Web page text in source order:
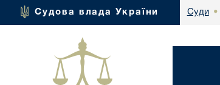
Судова влада України Суди •